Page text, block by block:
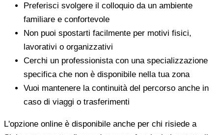
Preferisci svolgere il colloquio da un ambiente
familiare e confortevole
Non puoi spostarti facilmente per motivi fisici,
lavorativi o organizzativi
Cerchi un professionista con una specializzazione
specifica che non è disponibile nella tua zona
Vuoi mantenere la continuità del percorso anche in
caso di viaggi o trasferimenti
L'opzione online è disponibile anche per chi risiede a